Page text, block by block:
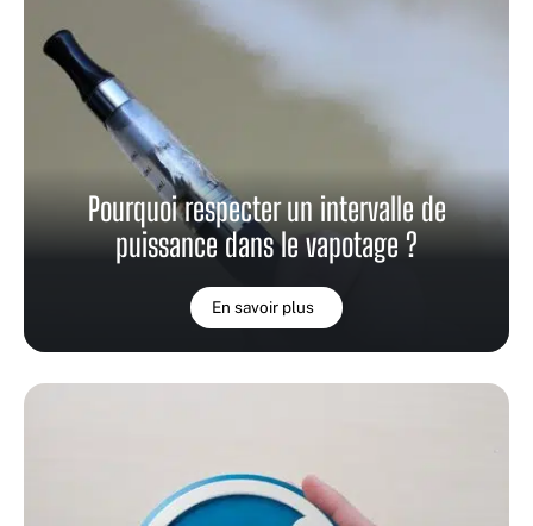
Pourquoi respecter un intervalle de
puissance dans le vapotage ?
En savoir plus